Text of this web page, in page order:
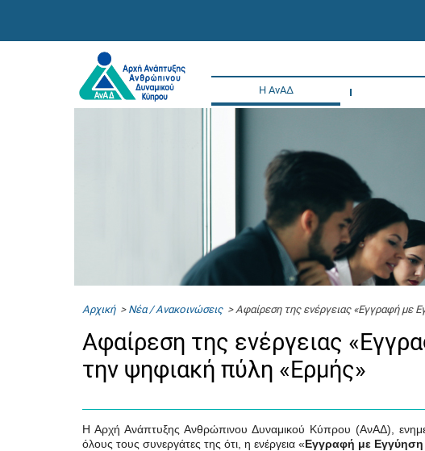
Η ΑνΑΔ
Αρχική> Νέα / Ανακοινώσεις> Αφαίρεση της ενέργειας «Εγγραφή με
Αφαίρεση της ενέργειας
την ψηφιακή πύλη «Ερμής»
Η Αρχή Ανάπτυξης Ανθρώπινου Δυναμικού Κύπρου (ΑνΑΔ),
όλους τους συνεργάτες της ότι, η ενέργεια «Εγγραφή με Εγγύηση